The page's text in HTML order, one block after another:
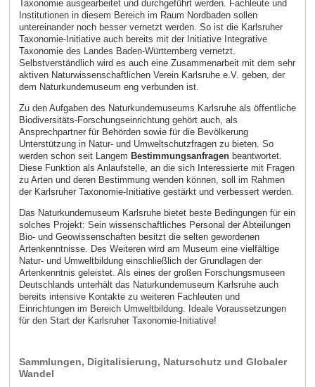
Taxonomie ausgearbeitet und durchgeführt werden. Fachleute und
Institutionen in diesem Bereich im Raum Nordbaden sollen
untereinander noch besser vernetzt werden. So ist die Karlsruher
Taxonomie-Initiative auch bereits mit der Initiative Integrative
Taxonomie des Landes Baden-Württemberg vernetzt.
Selbstverständlich wird es auch eine Zusammenarbeit mit dem sehr
aktiven Naturwissenschaftlichen Verein Karlsruhe e.V. geben, der
dem Naturkundemuseum eng verbunden ist.
Zu den Aufgaben des Naturkundemuseums Karlsruhe als öffentliche
Biodiversitäts-Forschungseinrichtung gehört auch, als
Ansprechpartner für Behörden sowie für die Bevölkerung
Unterstützung in Natur- und Umweltschutzfragen zu bieten. So
werden schon seit Langem Bestimmungsanfragenbeantwortet.
Diese Funktion als Anlaufstelle, an die sich Interessierte mit Fragen
zu Arten und deren Bestimmung wenden können, soll im Rahmen
der Karlsruher Taxonomie-Initiative gestärkt und verbessert werden.
Das Naturkundemuseum Karlsruhe bietet beste Bedingungen für ein
solches Projekt: Sein wissenschaftliches Personal der Abteilungen
Bio- und Geowissenschaften besitzt die selten gewordenen
Artenkenntnisse. Des Weiteren wird am Museum eine vielfältige
Natur- und Umweltbildung einschließlich der Grundlagen der
Artenkenntnis geleistet. Als eines der großen Forschungsmuseen
Deutschlands unterhält das Naturkundemuseum Karlsruhe auch
bereits intensive Kontakte zu weiteren Fachleuten und
Einrichtungen im Bereich Umweltbildung. Ideale Voraussetzungen
für den Start der Karlsruher Taxonomie-Initiative!
Sammlungen, Digitalisierung, Naturschutz und Globaler
Wandel